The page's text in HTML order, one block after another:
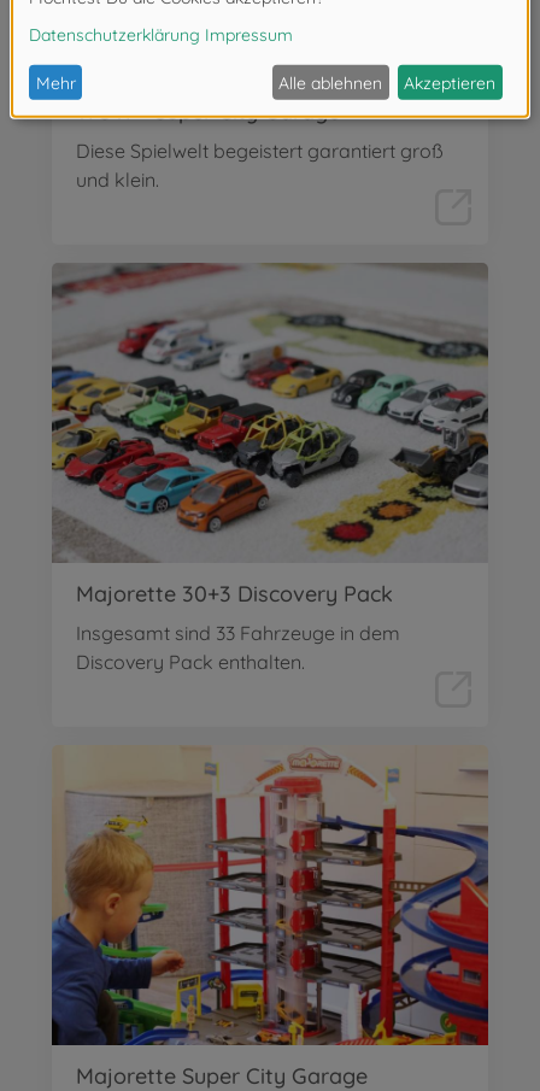
WOW - Super City Garage
Diese Spielwelt begeistert garantiert groß
und klein.
Majorette 30+3 Discovery Pack
Insgesamt sind 33 Fahrzeuge in dem
Discovery Pack enthalten.
Majorette Super City Garage